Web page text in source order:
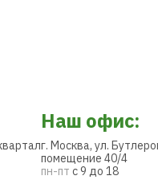
Наш офис:
г. Москва, ул.
помещение 40/4
пн-пт с 9 до 18